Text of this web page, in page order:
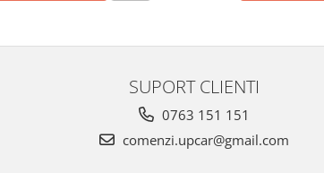
SUPORT CLIENTI
0763 151 151
comenzi.upcar@gmail.com